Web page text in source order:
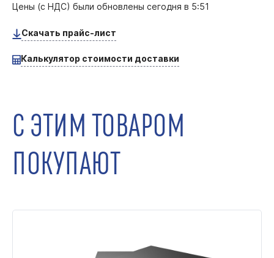
Цены (с НДС) были обновлены сегодня в 5:51
Скачать прайс-лист
Калькулятор стоимости доставки
С ЭТИМ ТОВАРОМ
ПОКУПАЮТ